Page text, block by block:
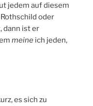
jedem auf diesem
oder
dann ist er
meine ich jeden,
es sich zu